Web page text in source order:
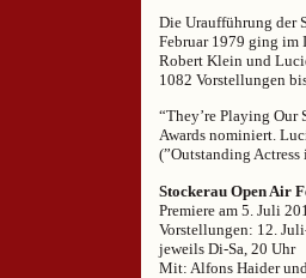
Die Uraufführung der
Februar 1979 ging im
Robert Klein und
1082 Vorstellungen
“They’re Playing Our
Awards nominiert.
(”Outstanding
Stockerau Open Air
Premiere am 5. Juli
Vorstellungen: 12.
jeweils Di-Sa, 20 Uhr
Mit: Alfons Haider